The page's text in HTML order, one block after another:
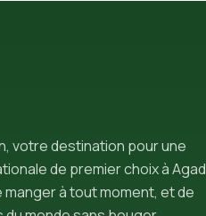
votre destination pour une
de premier choix à
à tout moment, et de